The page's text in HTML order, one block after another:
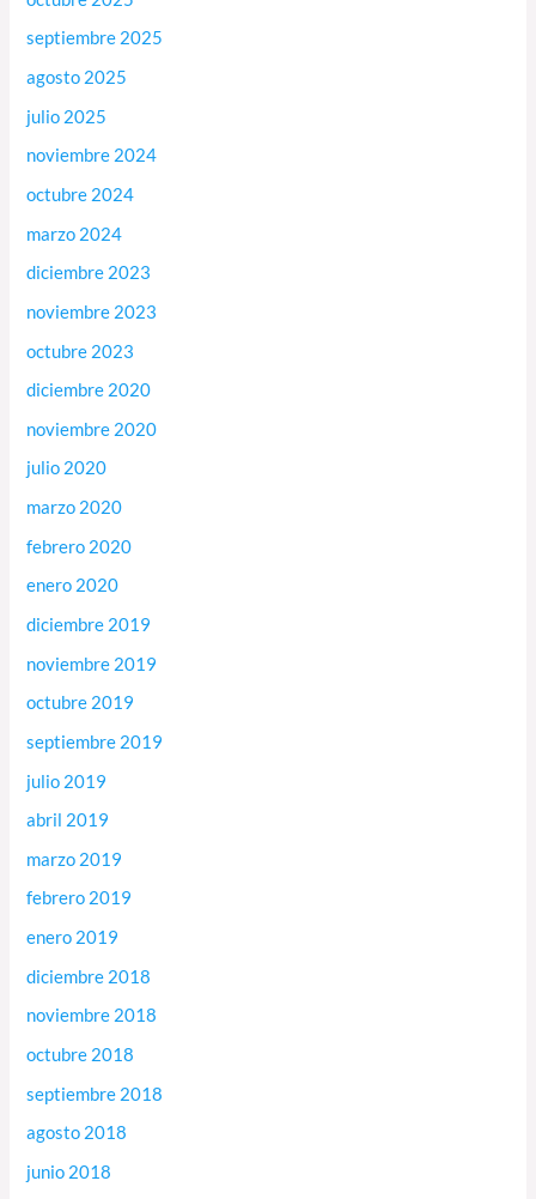
septiembre 2025
agosto 2025
julio 2025
noviembre 2024
octubre 2024
marzo 2024
diciembre 2023
noviembre 2023
octubre 2023
diciembre 2020
noviembre 2020
julio 2020
marzo 2020
febrero 2020
enero 2020
diciembre 2019
noviembre 2019
octubre 2019
septiembre 2019
julio 2019
abril 2019
marzo 2019
febrero 2019
enero 2019
diciembre 2018
noviembre 2018
octubre 2018
septiembre 2018
agosto 2018
junio 2018